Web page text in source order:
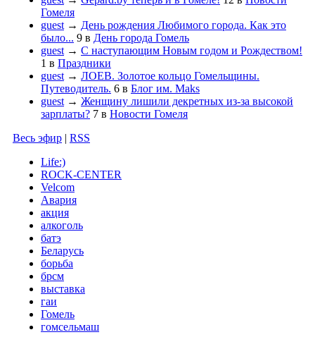
Гомеля
guest → День рождения Любимого города. Как это
было... 9 в День города Гомель
guest → С наступающим Новым годом и Рождеством!
1 в Праздники
guest → ЛОЕВ. Золотое кольцо Гомельщины.
Путеводитель. 6 в Блог им. Maks
guest → Женщину лишили декретных из-за высокой
зарплаты? 7 в Новости Гомеля
Весь эфир | RSS
Life:)
ROCK-CENTER
Velcom
Авария
акция
алкоголь
батэ
Беларусь
борьба
брсм
выставка
гаи
Гомель
гомсельмаш